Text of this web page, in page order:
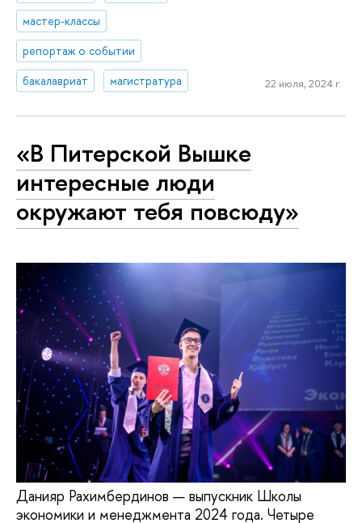
мастер-классы
репортаж о событии
бакалавриат
магистратура 22 июля, 2024 г.
«В Питерской Вышке
интересные люди
окружают тебя повсюду»
Данияр Рахимбердинов — выпускник Школы
экономики и менеджмента 2024 года. Четыре